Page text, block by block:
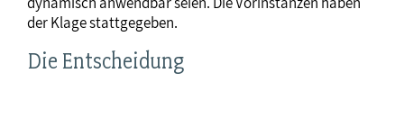
der Klage stattgegeben.
Die Entscheidung